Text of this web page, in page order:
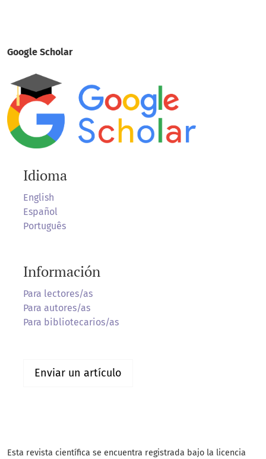
Google Scholar
Idioma
English
Español
Português
Información
Para lectores/as
Para autores/as
Para bibliotecarios/as
Enviar un artículo
Esta revista científica se encuentra registrada bajo la licencia